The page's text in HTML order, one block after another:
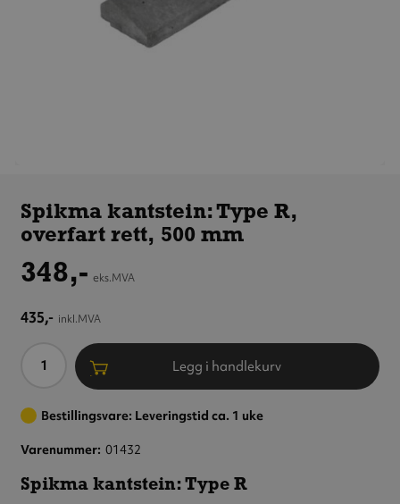
Type R,
overfart
500 mm
Spikma kantstein: Type R,
overfart rett, 500 mm
348,- eks.MVA
435,- inkl.MVA
Antall Legg i handlekurv
Bestillingsvare: Leveringstid ca. 1 uke
Varenummer 01432
Spikma kantstein: Type R